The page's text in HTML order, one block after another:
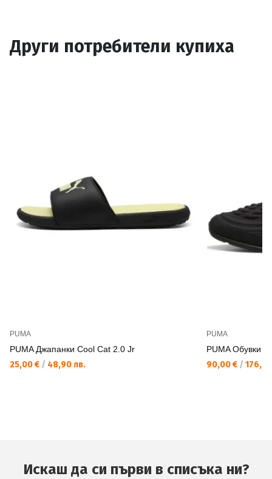
Други потребители купиха
PUMA
PUMA Джапанки Cool Cat 2.0 Jr
25,00 € / 48,90 лв.
PUMA
PUMA Обувки
90,00 € /
Искаш да си първи в списъка ни?